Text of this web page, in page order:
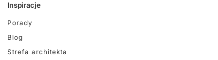
Inspiracje
Porady
Blog
Strefa architekta